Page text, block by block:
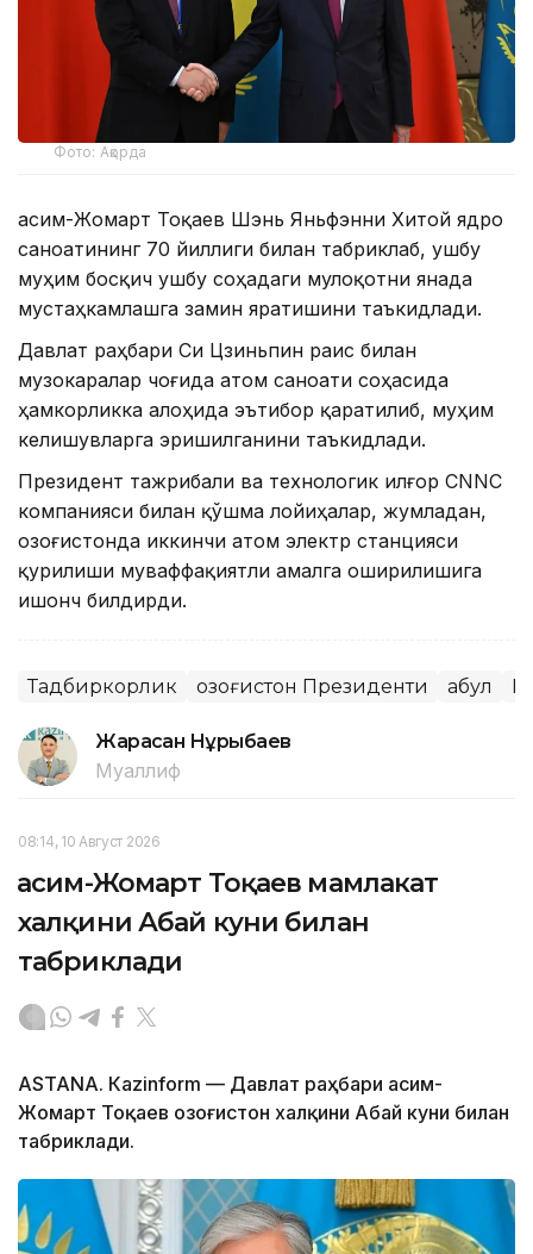
Фото: Ақорда
Қасим-Жомарт Тоқаев Шэнь Яньфэнни Хитой ядро
саноатининг 70 йиллиги билан табриклаб, ушбу
муҳим босқич ушбу соҳадаги мулоқотни янада
мустаҳкамлашга замин яратишини таъкидлади.
Давлат раҳбари Си Цзиньпин раис билан
музокаралар чоғида атом саноати соҳасида
ҳамкорликка алоҳида эътибор қаратилиб, муҳим
келишувларга эришилганини таъкидлади.
Президент тажрибали ва технологик илғор CNNC
компанияси билан қўшма лойиҳалар, жумладан,
Қозоғистонда иккинчи атом электр станцияси
қурилиши муваффақиятли амалга оширилишига
ишонч билдирди.
Тадбиркорлик Қозоғистон Президенти Қабул
Жарасқан Нұрыбаев
Муаллиф
08:14, 10 Август 2026
Қасим-Жомарт Тоқаев мамлакат
халқини Абай куни билан
табриклади
ASTANА. Кazinform — Давлат раҳбари Қасим-
Жомарт Тоқаев Қозоғистон халқини Абай куни билан
табриклади.